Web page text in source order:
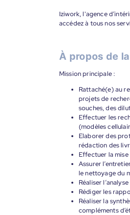
Iziwork, l'agence
accédez à tous nos
À propos de
Mission principale :
Rattaché(e) au
projets de
souches, des
Effectuer les
(modèles
Elaborer des
rédaction des
Effectuer la
Assurer
le nettoyage du
Réaliser
Rédiger les
Réaliser la
compléments